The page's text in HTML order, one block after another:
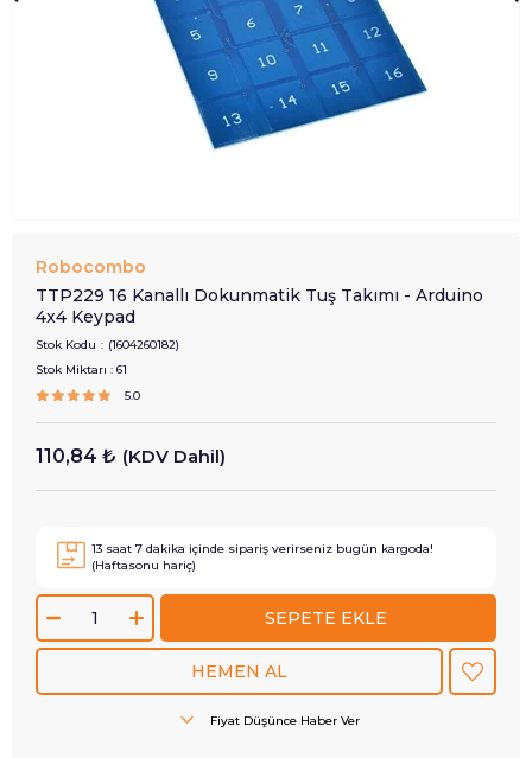
Robocombo
TTP229 16 Kanallı Dokunmatik Tuş Takımı - Arduino
4x4 Keypad
Stok Kodu
(1604260182)
Stok Miktarı : 61
5.0
110,84 ₺ (KDV Dahil)
13 saat 7 dakika içinde sipariş verirseniz bugün kargoda!
(Haftasonu hariç)
Fiyat Düşünce Haber Ver